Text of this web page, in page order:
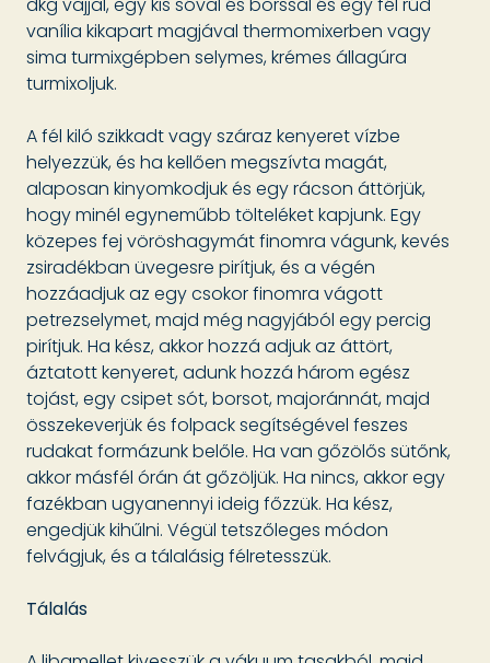
vanília kikapart magjával thermomixerben vagy
sima turmixgépben selymes, krémes állagúra
turmixoljuk.
A fél kiló szikkadt vagy száraz kenyeret vízbe
helyezzük, és ha kellően megszívta magát,
alaposan kinyomkodjuk és egy rácson áttörjük,
hogy minél egyneműbb tölteléket kapjunk. Egy
közepes fej vöröshagymát finomra vágunk, kevés
zsiradékban üvegesre pirítjuk, és a végén
hozzáadjuk az egy csokor finomra vágott
petrezselymet, majd még nagyjából egy percig
pirítjuk. Ha kész, akkor hozzá adjuk az áttört,
áztatott kenyeret, adunk hozzá három egész
tojást, egy csipet sót, borsot, majoránnát, majd
összekeverjük és folpack segítségével feszes
rudakat formázunk belőle. Ha van gőzölős sütőnk,
akkor másfél órán át gőzöljük. Ha nincs, akkor egy
fazékban ugyanennyi ideig főzzük. Ha kész,
engedjük kihűlni. Végül tetszőleges módon
felvágjuk, és a tálalásig félretesszük.
Tálalás